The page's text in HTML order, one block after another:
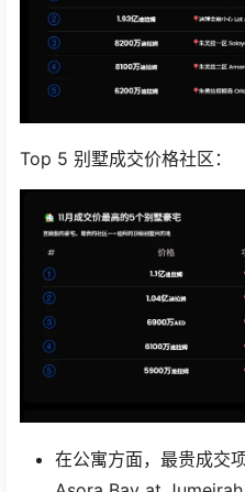
Top 5 别墅成交价格社区：
在公寓方面，最贵成交